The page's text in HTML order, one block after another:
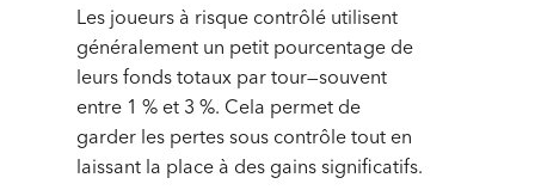
Les joueurs à risque contrôlé utilisent
généralement un petit pourcentage de
leurs fonds totaux par tour—souvent
entre 1 % et 3 %. Cela permet de
garder les pertes sous contrôle tout en
laissant la place à des gains significatifs.